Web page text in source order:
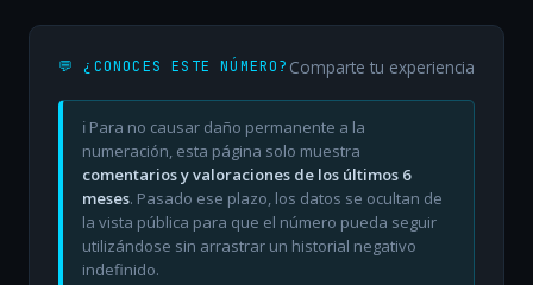
💬 ¿CONOCES ESTE NÚMERO? Comparte tu experiencia
ℹ️ Para no causar daño permanente a la
numeración, esta página solo muestra
comentarios y valoraciones de los últimos 6
meses. Pasado ese plazo, los datos se ocultan de
la vista pública para que el número pueda seguir
utilizándose sin arrastrar un historial negativo
indefinido.